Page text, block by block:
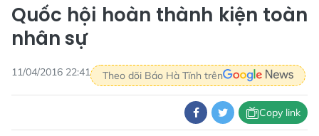
Quốc hội hoàn thành kiện toàn
nhân sự
11/04/2016 22:41 Theo dõi Báo Hà Tĩnh trên
Copy link